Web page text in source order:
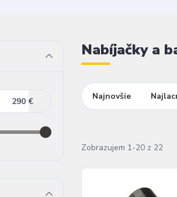
Nabíjačky a
Najnovšie
Zobrazujem 1-20 z 22
€